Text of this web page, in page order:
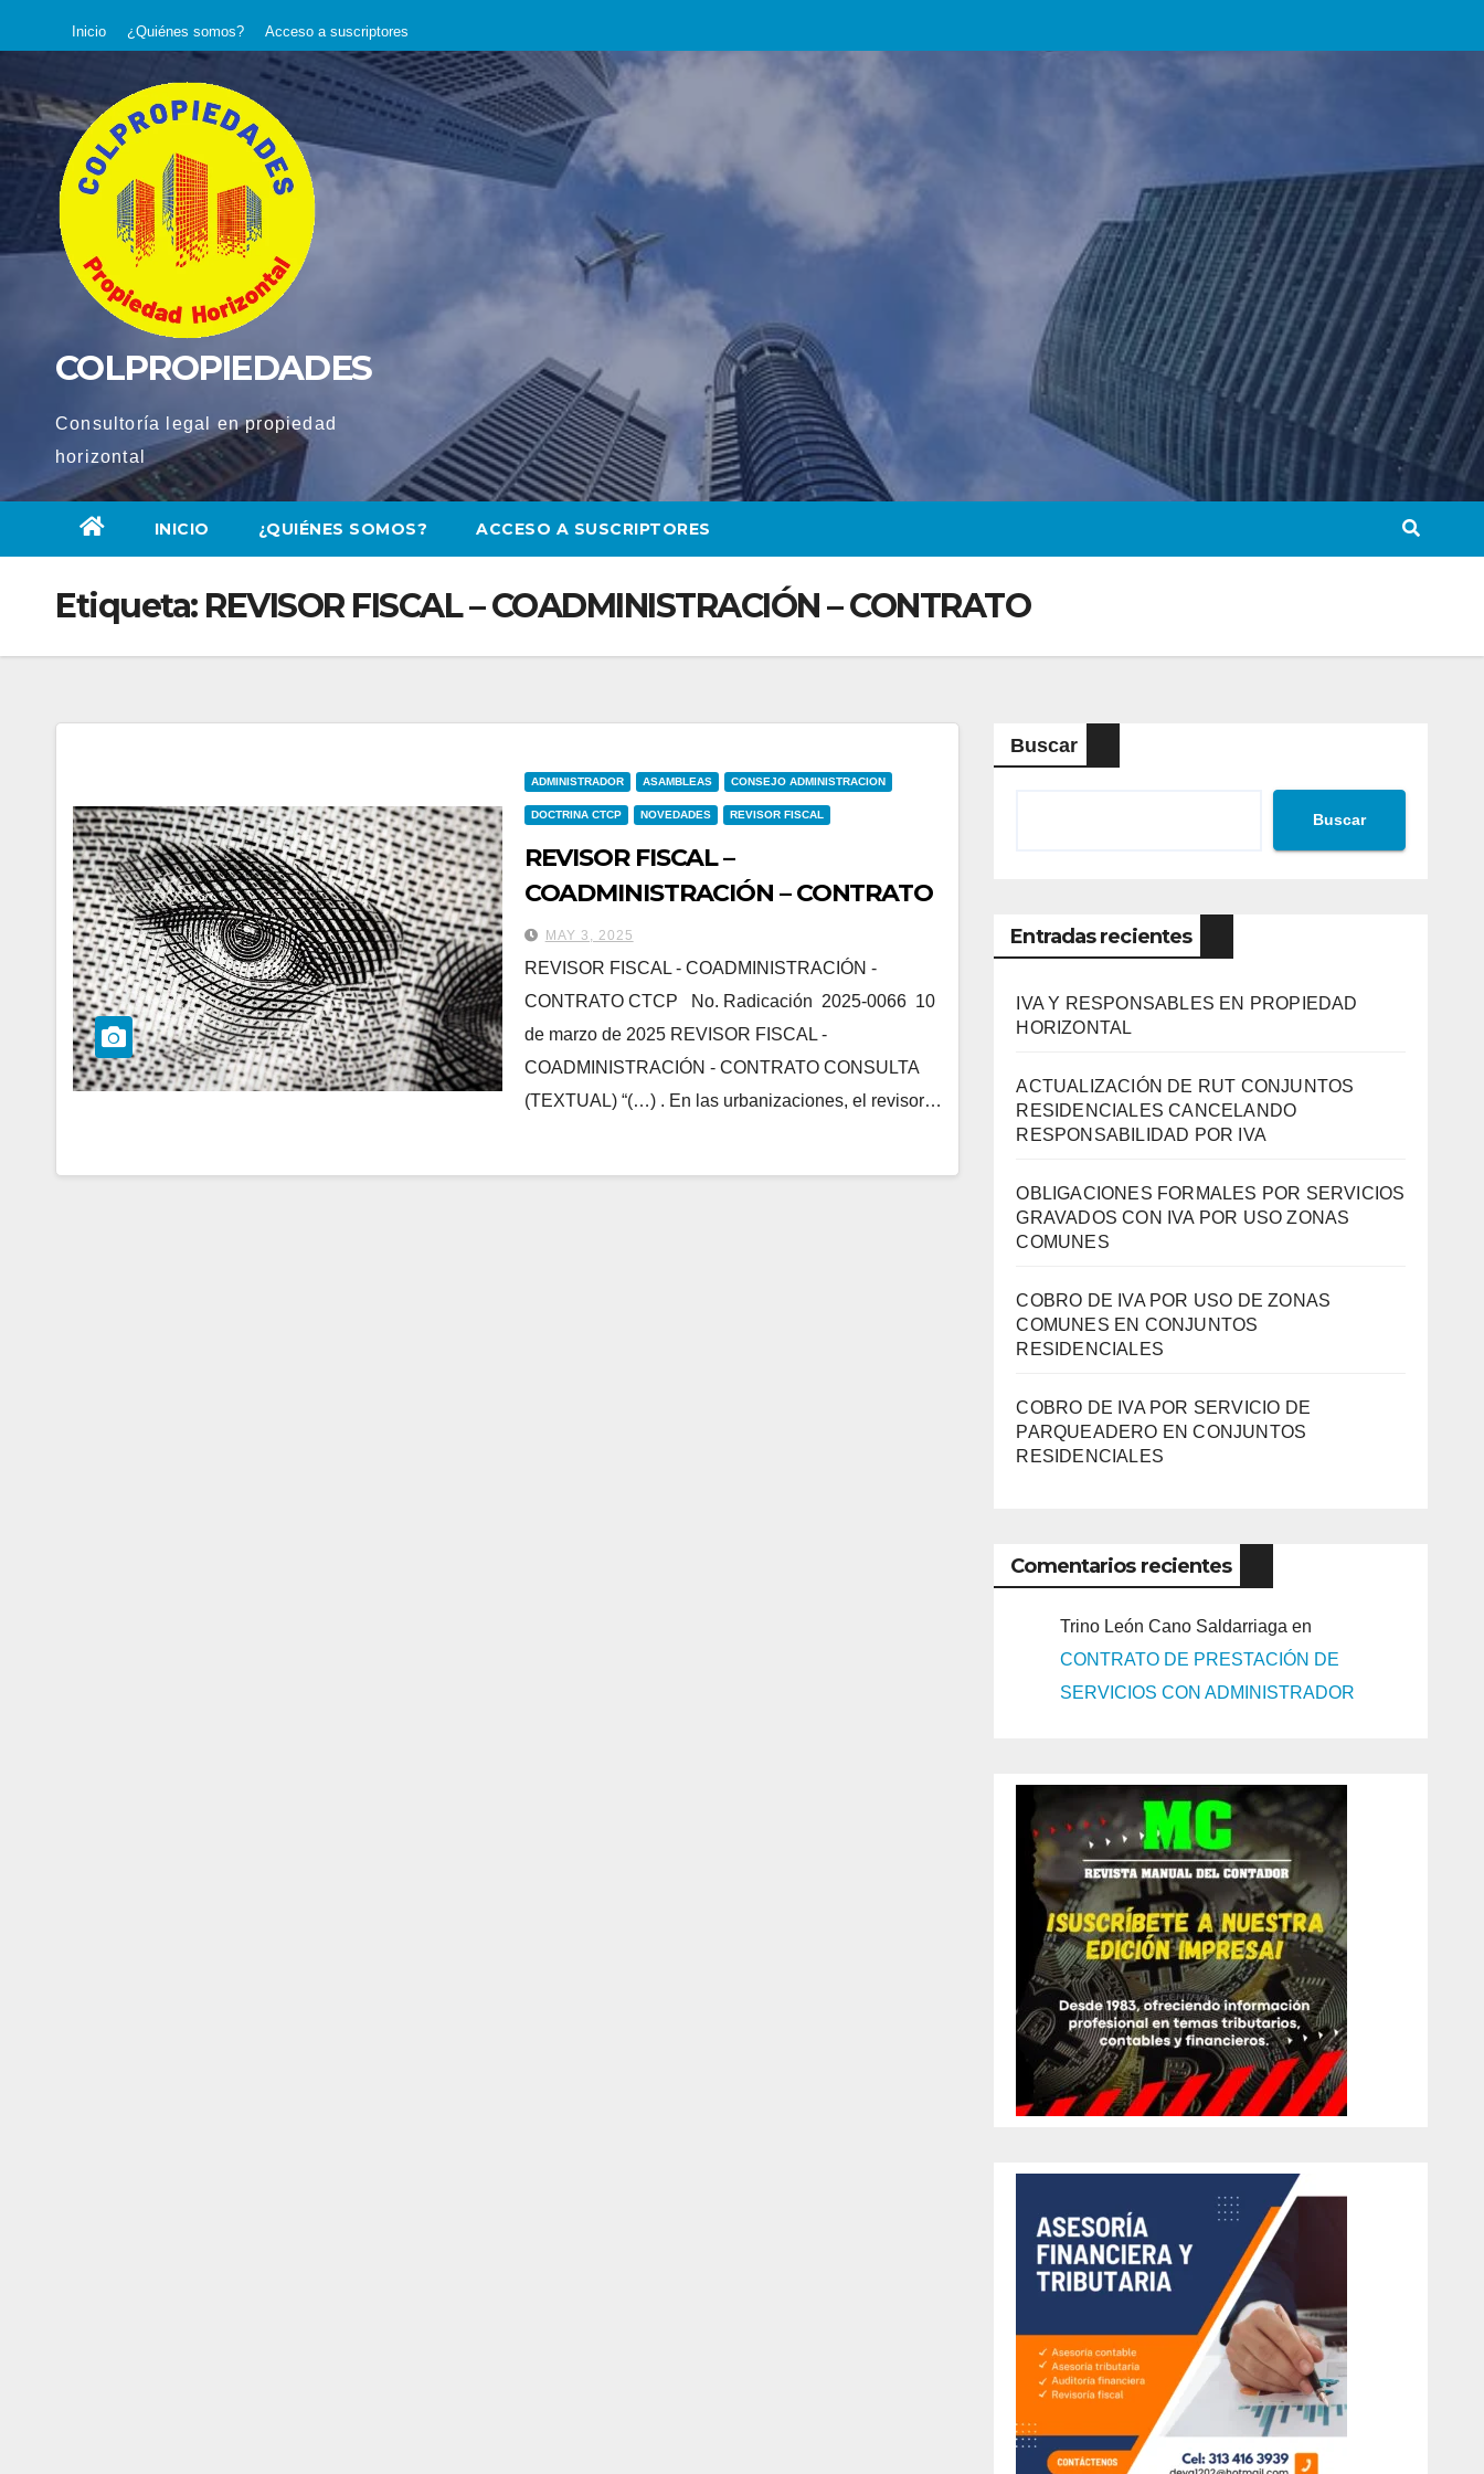
al
Inicio ¿Quiénes somos? Acceso a suscriptores
COLPROPIEDADES
Consultoría legal en propiedad
horizontal
INICIO ¿QUIÉNES SOMOS? ACCESO A SUSCRIPTORES
Etiqueta: REVISOR FISCAL – COADMINISTRACIÓN – CONTRATO
ADMINISTRADOR ASAMBLEAS CONSEJO ADMINISTRACION
DOCTRINA CTCP NOVEDADES REVISOR FISCAL
REVISOR FISCAL –
COADMINISTRACIÓN – CONTRATO
MAY 3, 2025
REVISOR FISCAL - COADMINISTRACIÓN -
CONTRATO CTCP No. Radicación 2025-0066 10
de marzo de 2025 REVISOR FISCAL -
COADMINISTRACIÓN - CONTRATO CONSULTA
(TEXTUAL) “(…) . En las urbanizaciones, el revisor…
Buscar
Buscar
Entradas recientes
IVA Y RESPONSABLES EN PROPIEDAD
HORIZONTAL
ACTUALIZACIÓN DE RUT CONJUNTOS
RESIDENCIALES CANCELANDO
RESPONSABILIDAD POR IVA
OBLIGACIONES FORMALES POR SERVICIOS
GRAVADOS CON IVA POR USO ZONAS
COMUNES
COBRO DE IVA POR USO DE ZONAS
COMUNES EN CONJUNTOS
RESIDENCIALES
COBRO DE IVA POR SERVICIO DE
PARQUEADERO EN CONJUNTOS
RESIDENCIALES
Comentarios recientes
Trino León Cano Saldarriaga en
CONTRATO DE PRESTACIÓN DE
SERVICIOS CON ADMINISTRADOR